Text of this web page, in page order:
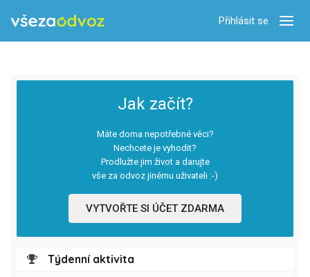
Přihlásit se
Jak začít?
Máte doma nepotřebné věci?
Nechcete je vyhodit?
Prodlužte jim život a darujte
vše za odvoz jinému uživateli :-)
VYTVOŘTE SI ÚČET ZDARMA
Týdenní aktivita